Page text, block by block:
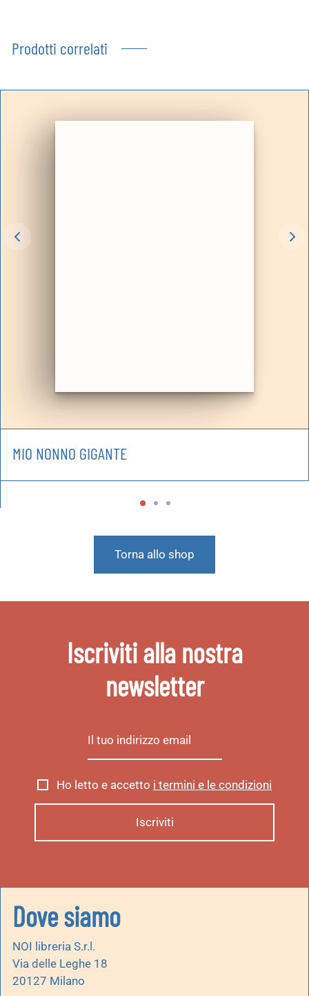
Prodotti correlati
MIO NONNO GIGANTE
Torna allo shop
Iscriviti alla nostra
newsletter
Ho letto e accetto i termini e le condizioni
Dove siamo
NOI libreria S.r.l.
Via delle Leghe 18
20127 Milano